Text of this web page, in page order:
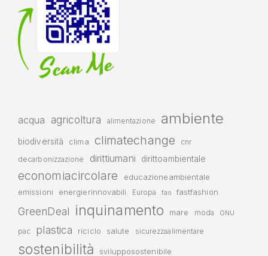
acqua agricoltura alimentazione ambiente
biodiversità clima climatechange cnr
decarbonizzazione dirittiumani dirittoambientale
economiacircolare
educazioneambientale
emissioni
energierinnovabili Europa fao fastfashion
GreenDeal inquinamento mare moda ONU
pac plastica riciclo salute sicurezzaalimentare
sostenibilità svilupposostenibile